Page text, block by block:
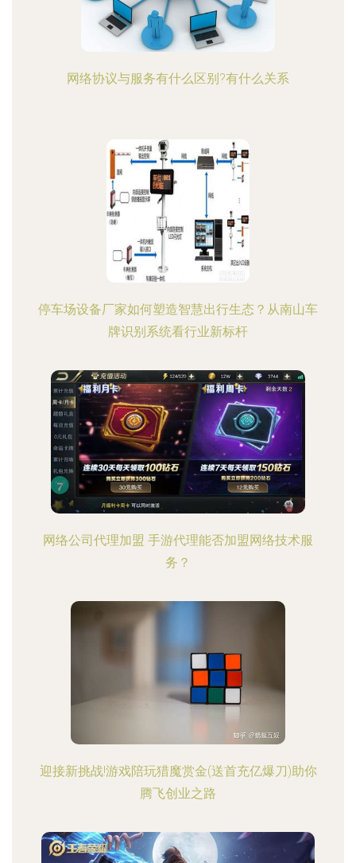
网络协议与服务有什么区别?有什么关系
停车场设备厂家如何塑造智慧出行生态？从南山车
牌识别系统看行业新标杆
网络公司代理加盟 手游代理能否加盟网络技术服
务？
迎接新挑战!游戏陪玩猎魔赏金(送首充亿爆刀)助你
腾飞创业之路